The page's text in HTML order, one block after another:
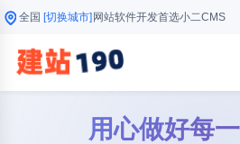
全国 [切换城市] 网站软件开发首选小二CMS
用心做好每